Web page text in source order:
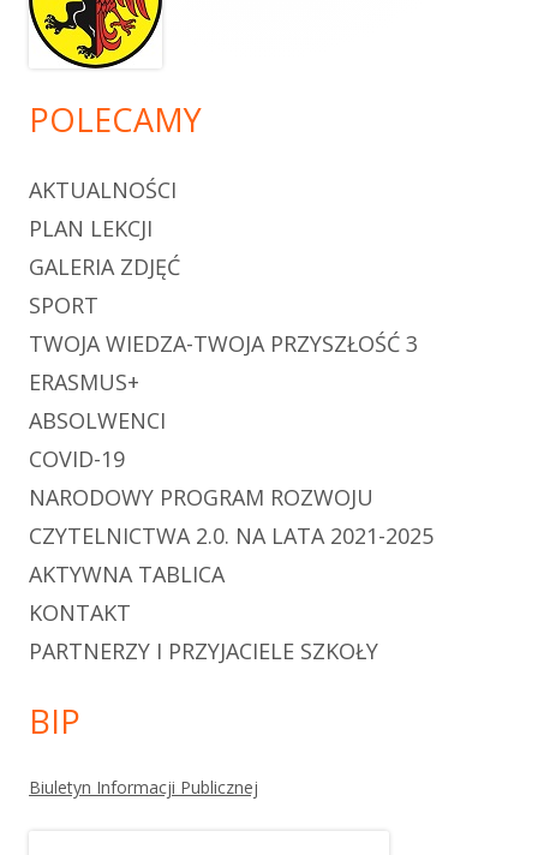
POLECAMY
AKTUALNOŚCI
PLAN LEKCJI
GALERIA ZDJĘĆ
SPORT
TWOJA WIEDZA-TWOJA PRZYSZŁOŚĆ 3
ERASMUS+
ABSOLWENCI
COVID-19
NARODOWY PROGRAM ROZWOJU
CZYTELNICTWA 2.0. NA LATA 2021-2025
AKTYWNA TABLICA
KONTAKT
PARTNERZY I PRZYJACIELE SZKOŁY
BIP
Biuletyn Informacji Publicznej